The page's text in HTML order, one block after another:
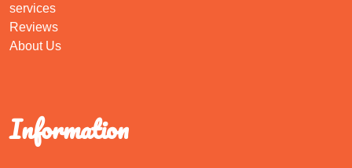
services
Reviews
About Us
Information